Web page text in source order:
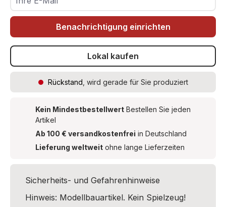
Benachrichtigung einrichten
Lokal kaufen
Rückstand , wird gerade für Sie produziert
Kein Mindestbestellwert Bestellen Sie jeden
Artikel
Ab 100 € versandkostenfrei in Deutschland
Lieferung weltweit ohne lange Lieferzeiten
Sicherheits- und Gefahrenhinweise
Hinweis: Modellbauartikel. Kein Spielzeug!